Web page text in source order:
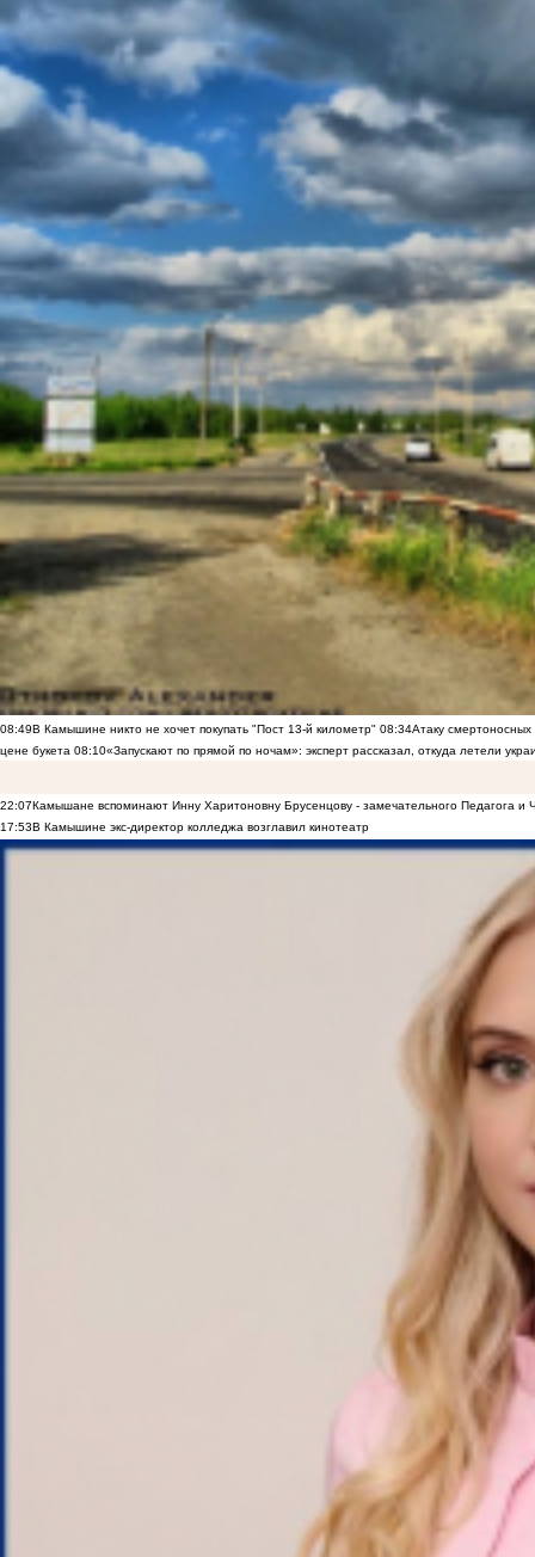
08:49В Камышине никто не хочет покупать "Пост 13-й километр" 08:34Атаку
цене букета 08:10«Запускают по прямой по ночам»: эксперт рассказал, откуда летели
22:07Камышане вспоминают Инну Харитоновну Брусенцову - замечательного Педагога и
17:53В Камышине экс-директор колледжа возглавил кинотеатр